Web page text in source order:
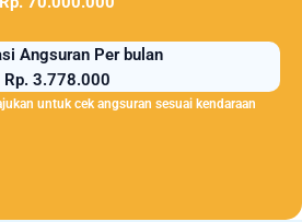
Angsuran Per bulan
Rp. 3.778.000
untuk cek angsuran sesuai kendaraan